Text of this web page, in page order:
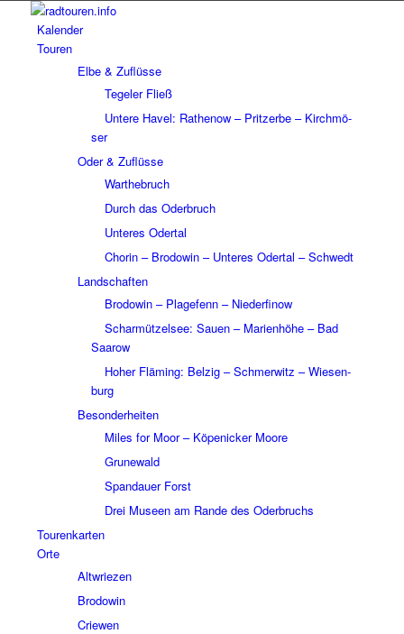
Kalen­der
Touren
Elbe & Zuflüsse
Tege­ler Fließ
Untere Havel: Rathe­now – Prit­zerbe – Kirch­mö­
ser
Oder & Zuflüsse
Wart­he­bruch
Durch das Oder­bruch
Unte­res Oder­tal
Chorin – Brodo­win – Unte­res Oder­tal – Schwedt
Land­schaf­ten
Brodo­win – Plage­fenn – Nieder­fi­now
Schar­müt­zel­see: Sauen – Mari­en­höhe – Bad
Saarow
Hoher Fläming: Belzig – Schmer­witz – Wiesen­
burg
Beson­der­hei­ten
Miles for Moor – Köpe­nicker Moore
Grune­wald
Span­dauer Forst
Drei Museen am Rande des Oder­bruchs
Touren­kar­ten
Orte
Altwrie­zen
Brodo­win
Crie­wen